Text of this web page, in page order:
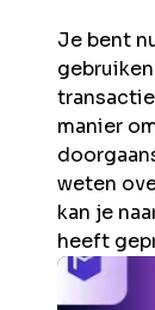
Je bent
manier
weten
kan je
heeft